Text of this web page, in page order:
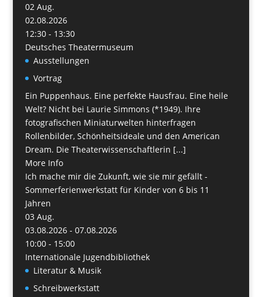
02 Aug.
02.08.2026
12:30 - 13:30
Deutsches Theatermuseum
Ausstellungen
Vortrag
Ein Puppenhaus. Eine perfekte Hausfrau. Eine heile
Welt? Nicht bei Laurie Simmons (*1949). Ihre
fotografischen Miniaturwelten hinterfragen
Rollenbilder, Schönheitsideale und den American
Dream. Die Theaterwissenschaftlerin [...]
More Info
Ich mache mir die Zukunft, wie sie mir gefällt -
Sommerferienwerkstatt für Kinder von 6 bis 11
Jahren
03 Aug.
03.08.2026 - 07.08.2026
10:00 - 15:00
Internationale Jugendbibliothek
Literatur & Musik
Schreibwerkstatt